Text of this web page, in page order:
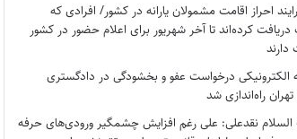
احراز اقامت مشمولان یارانه در کشور/ افرادی که
کرده‌اند تا آخر شهریور برای اعلام حضور در کشور
الکترونیکی درخواست عفو و بخشودگی در دادگستری
راه‌اندازی شد
نقدعلی: علی رغم افزایش چشمگیر ورودی‌های حرفه